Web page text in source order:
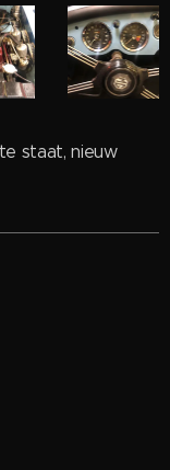
staat, nieuw